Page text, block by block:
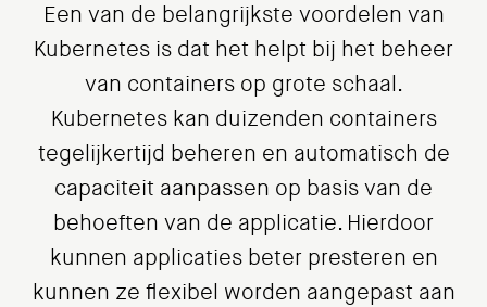
Een van de belangrijkste voordelen van
Kubernetes is dat het helpt bij het beheer
van containers op grote schaal.
Kubernetes kan duizenden containers
tegelijkertijd beheren en automatisch de
capaciteit aanpassen op basis van de
behoeften van de applicatie. Hierdoor
kunnen applicaties beter presteren en
kunnen ze flexibel worden aangepast aan